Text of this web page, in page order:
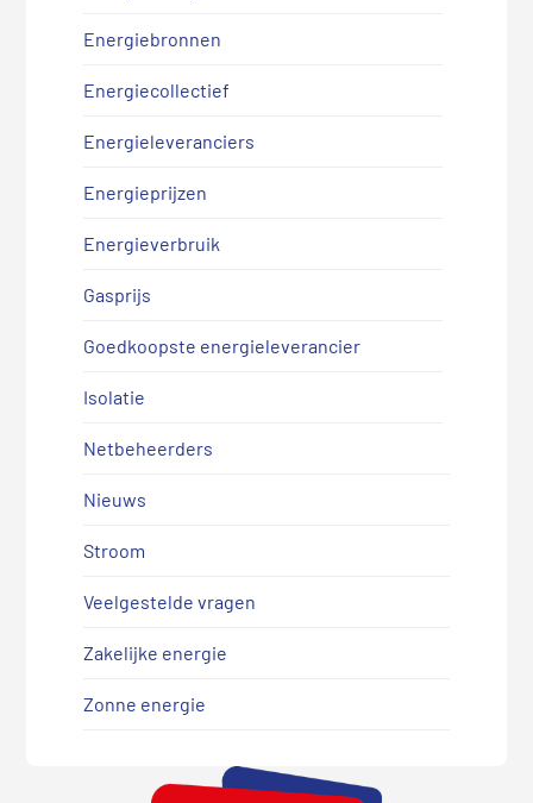
Energiebronnen
Energiecollectief
Energieleveranciers
Energieprijzen
Energieverbruik
Gasprijs
Goedkoopste energieleverancier
Isolatie
Netbeheerders
Nieuws
Stroom
Veelgestelde vragen
Zakelijke energie
Zonne energie